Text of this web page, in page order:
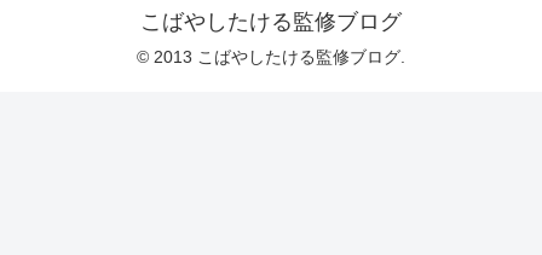
こばやしたける監修ブログ
© 2013 こばやしたける監修ブログ.